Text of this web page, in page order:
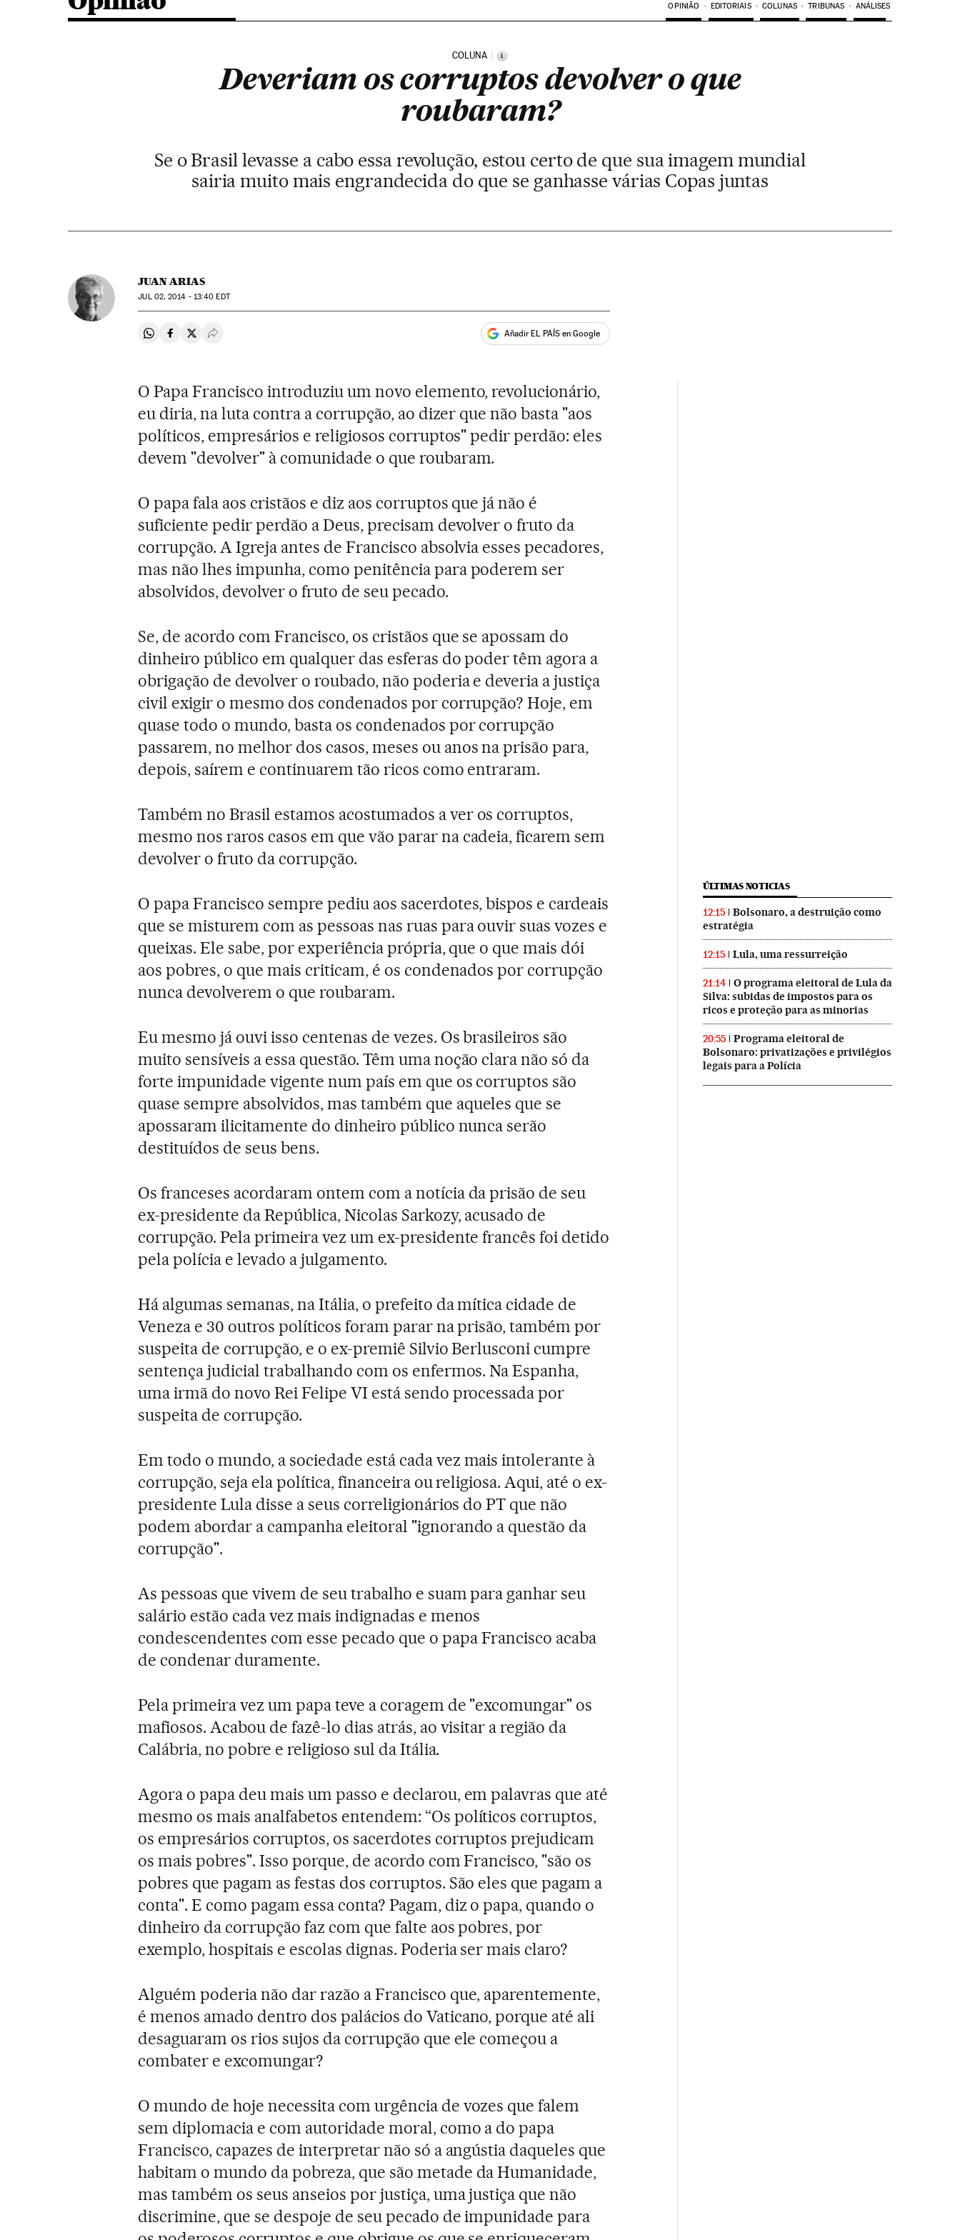
OPINIÃO EDITORIAIS COLUNAS TRIBUNAS ANÁLISES
COLUNA i
Deveriam os corruptos devolver o que
roubaram?
Se o Brasil levasse a cabo essa revolução, estou certo de que sua imagem mundial
sairia muito mais engrandecida do que se ganhasse várias Copas juntas
JUAN ARIAS
JUL02, 2014 - 13:40 EDT
Compartir en Whatsapp
Compartir en Facebook
Compartir en Twitter
Desplegar Redes Sociales Añadir EL PAÍS en Google
O Papa Francisco introduziu um novo elemento, revolucionário,
eu diria, na luta contra a corrupção, ao dizer que não basta "aos
políticos, empresários e religiosos corruptos" pedir perdão: eles
devem "devolver" à comunidade o que roubaram.
O papa fala aos cristãos e diz aos corruptos que já não é
suficiente pedir perdão a Deus, precisam devolver o fruto da
corrupção. A Igreja antes de Francisco absolvia esses pecadores,
mas não lhes impunha, como penitência para poderem ser
absolvidos, devolver o fruto de seu pecado.
Se, de acordo com Francisco, os cristãos que se apossam do
dinheiro público em qualquer das esferas do poder têm agora a
obrigação de devolver o roubado, não poderia e deveria a justiça
civil exigir o mesmo dos condenados por corrupção? Hoje, em
quase todo o mundo, basta os condenados por corrupção
passarem, no melhor dos casos, meses ou anos na prisão para,
depois, saírem e continuarem tão ricos como entraram.
Também no Brasil estamos acostumados a ver os corruptos,
mesmo nos raros casos em que vão parar na cadeia, ficarem sem
devolver o fruto da corrupção.
O papa Francisco sempre pediu aos sacerdotes, bispos e cardeais
que se misturem com as pessoas nas ruas para ouvir suas vozes e
queixas. Ele sabe, por experiência própria, que o que mais dói
aos pobres, o que mais criticam, é os condenados por corrupção
nunca devolverem o que roubaram.
Eu mesmo já ouvi isso centenas de vezes. Os brasileiros são
muito sensíveis a essa questão. Têm uma noção clara não só da
forte impunidade vigente num país em que os corruptos são
quase sempre absolvidos, mas também que aqueles que se
apossaram ilicitamente do dinheiro público nunca serão
destituídos de seus bens.
Os franceses acordaram ontem com a notícia da prisão de seu
ex-presidente da República, Nicolas Sarkozy, acusado de
corrupção. Pela primeira vez um ex-presidente francês foi detido
pela polícia e levado a julgamento.
Há algumas semanas, na Itália, o prefeito da mítica cidade de
Veneza e 30 outros políticos foram parar na prisão, também por
suspeita de corrupção, e o ex-premiê Silvio Berlusconi cumpre
sentença judicial trabalhando com os enfermos. Na Espanha,
uma irmã do novo Rei Felipe VI está sendo processada por
suspeita de corrupção.
Em todo o mundo, a sociedade está cada vez mais intolerante à
corrupção, seja ela política, financeira ou religiosa. Aqui, até o ex-
presidente Lula disse a seus correligionários do PT que não
podem abordar a campanha eleitoral "ignorando a questão da
corrupção".
As pessoas que vivem de seu trabalho e suam para ganhar seu
salário estão cada vez mais indignadas e menos
condescendentes com esse pecado que o papa Francisco acaba
de condenar duramente.
Pela primeira vez um papa teve a coragem de "excomungar" os
mafiosos. Acabou de fazê-lo dias atrás, ao visitar a região da
Calábria, no pobre e religioso sul da Itália.
Agora o papa deu mais um passo e declarou, em palavras que até
mesmo os mais analfabetos entendem: “Os políticos corruptos,
os empresários corruptos, os sacerdotes corruptos prejudicam
os mais pobres". Isso porque, de acordo com Francisco, "são os
pobres que pagam as festas dos corruptos. São eles que pagam a
conta". E como pagam essa conta? Pagam, diz o papa, quando o
dinheiro da corrupção faz com que falte aos pobres, por
exemplo, hospitais e escolas dignas. Poderia ser mais claro?
Alguém poderia não dar razão a Francisco que, aparentemente,
é menos amado dentro dos palácios do Vaticano, porque até ali
desaguaram os rios sujos da corrupção que ele começou a
combater e excomungar?
O mundo de hoje necessita com urgência de vozes que falem
sem diplomacia e com autoridade moral, como a do papa
Francisco, capazes de interpretar não só a angústia daqueles que
habitam o mundo da pobreza, que são metade da Humanidade,
mas também os seus anseios por justiça, uma justiça que não
discrimine, que se despoje de seu pecado de impunidade para
ÚLTIMAS NOTICIAS
12:15
Bolsonaro, a destruição como
estratégia
12:15 Lula, uma ressurreição
21:14
O programa eleitoral de Lula da
Silva: subidas de impostos para os
ricos e proteção para as minorias
20:55
Programa eleitoral de
Bolsonaro: privatizações e privilégios
legais para a Polícia